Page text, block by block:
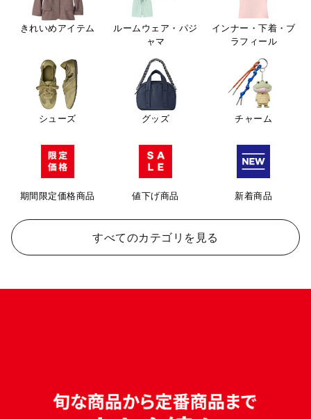
きれいめアイテム
ルームウェア・パジ
ャマ
インナー・下着・ブ
ラフィール
シューズ グッズ チャーム
期間限定価格商品 値下げ商品 新着商品
すべてのカテゴリを見る